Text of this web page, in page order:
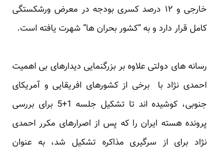
خارجی و ۱۲ درصد کسری بودجه در معرض ورشکستگی
کامل قرار دارد و به “کشور بحران ها” شهرت یافته است.
رسانه های دولتی علاوه بر بزرگنمایی دیدارهای بی اهمیت
احمدی نژاد با برخی از کشورهای افریقایی و آمریکای
جنوبی، کوشیده اند تا تشکیل جلسه 1+5 برای بررسی
پرونده هسته ایران را که پس از اصرارهای مکرر احمدی
نژاد برای از سرگیری مذاکره تشکیل شد، به عنوان